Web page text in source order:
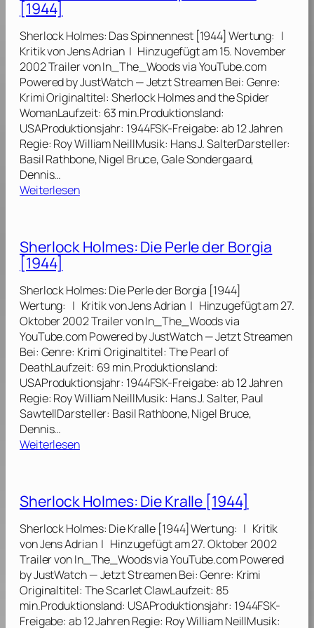
3
]
u
d
e
s
S
c
h
r
e
c
e
1
5
]
c
k
H
o
l
m
e
s
:
i
e
h
i
m
w
a
f
f
e
[
1
4
[1944]
Sherlock Holmes: Das Spinnennest [1944] Wertung: |
Kritik von Jens Adrian | Hinzugefügt am 15. November
2002 Trailer von In_The_Woods via YouTube.com
Powered by JustWatch — Jetzt Streamen Bei: Genre:
Krimi Originaltitel: Sherlock Holmes and the Spider
WomanLaufzeit: 63 min.Produktionsland:
USAProduktionsjahr: 1944FSK-Freigabe: ab 12 Jahren
Regie: Roy William NeillMusik: Hans J. SalterDarsteller:
Basil Rathbone, Nigel Bruce, Gale Sondergaard,
Dennis…
Weiterlesen:
r
c
k
H
o
l
m
e
s
:
a
p
i
n
n
e
n
n
e
s
Sherlock Holmes: Die Perle der Borgia
[1944]
Sherlock Holmes: Die Perle der Borgia [1944]
Wertung: | Kritik von Jens Adrian | Hinzugefügt am 27.
Oktober 2002 Trailer von In_The_Woods via
YouTube.com Powered by JustWatch — Jetzt Streamen
Bei: Genre: Krimi Originaltitel: The Pearl of
DeathLaufzeit: 69 min.Produktionsland:
USAProduktionsjahr: 1944FSK-Freigabe: ab 12 Jahren
Regie: Roy William NeillMusik: Hans J. Salter, Paul
SawtellDarsteller: Basil Rathbone, Nigel Bruce,
Dennis…
Weiterlesen:
r
l
o
c
k
H
o
l
Sherlock Holmes: Die Kralle [1944]
Sherlock Holmes: Die Kralle [1944] Wertung: | Kritik
von Jens Adrian | Hinzugefügt am 27. Oktober 2002
Trailer von In_The_Woods via YouTube.com Powered
by JustWatch — Jetzt Streamen Bei: Genre: Krimi
Originaltitel: The Scarlet ClawLaufzeit: 85
min.Produktionsland: USAProduktionsjahr: 1944FSK-
Freigabe: ab 12 Jahren Regie: Roy William NeillMusik: